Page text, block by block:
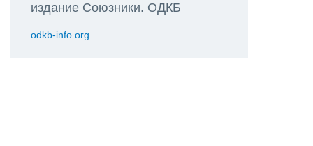
издание Союзники. ОДКБ
odkb-info.org